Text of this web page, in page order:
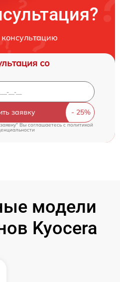
со
заявку
Вы соглашаетесь c политикой
модели
Kyocera